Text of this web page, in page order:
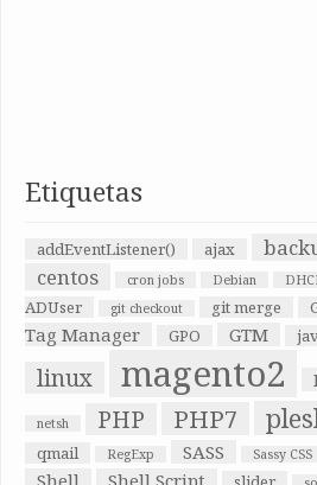
Etiquetas
addEventListener() ajax
centos
cron jobs Debian
ADUser
git checkout git merge
Tag Manager
GPO GTM
linux magento2
netsh PHP PHP7
qmail RegExp SASS Sassy CSS
Shell Shell Script